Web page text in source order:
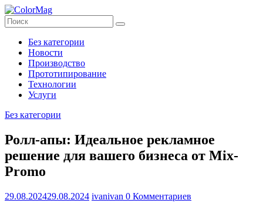
Перейти
к
содержимому
ColorMag
ColorMag
Demo
Без категории
Новости
Производство
Прототипирование
Технологии
Услуги
Без категории
Ролл-апы: Идеальное рекламное
решение для вашего бизнеса от Mix-
Promo
29.08.202429.08.2024 ivanivan 0 Комментариев